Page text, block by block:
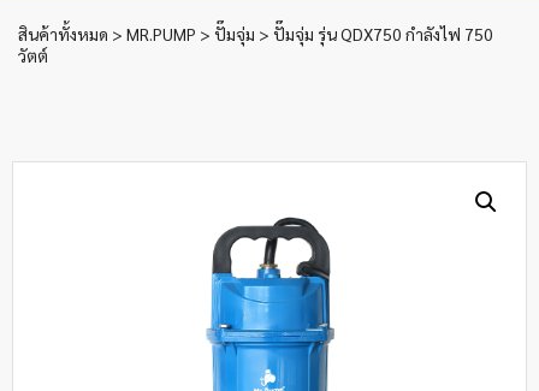
สินค้าทั้งหมด > MR.PUMP > ปั๊มจุ่ม > ปั๊มจุ่ม รุ่น QDX750 กำลังไฟ 750
วัตต์